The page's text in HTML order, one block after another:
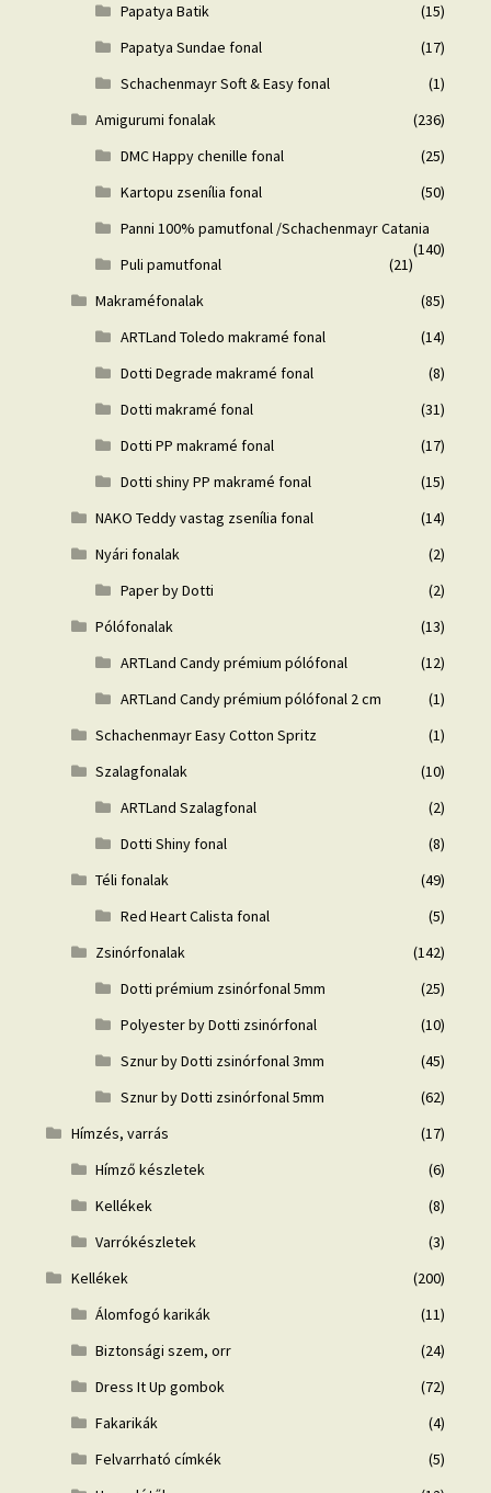
Papatya Batik
(15)
Papatya Sundae fonal
(17)
Schachenmayr Soft & Easy fonal
(1)
Amigurumi fonalak
(236)
DMC Happy chenille fonal
(25)
Kartopu zsenília fonal
(50)
Panni 100% pamutfonal /Schachenmayr Catania
(140)
Puli pamutfonal
(21)
Makraméfonalak
(85)
ARTLand Toledo makramé fonal
(14)
Dotti Degrade makramé fonal
(8)
Dotti makramé fonal
(31)
Dotti PP makramé fonal
(17)
Dotti shiny PP makramé fonal
(15)
NAKO Teddy vastag zsenília fonal
(14)
Nyári fonalak
(2)
Paper by Dotti
(2)
Pólófonalak
(13)
ARTLand Candy prémium pólófonal
(12)
ARTLand Candy prémium pólófonal 2 cm
(1)
Schachenmayr Easy Cotton Spritz
(1)
Szalagfonalak
(10)
ARTLand Szalagfonal
(2)
Dotti Shiny fonal
(8)
Téli fonalak
(49)
Red Heart Calista fonal
(5)
Zsinórfonalak
(142)
Dotti prémium zsinórfonal 5mm
(25)
Polyester by Dotti zsinórfonal
(10)
Sznur by Dotti zsinórfonal 3mm
(45)
Sznur by Dotti zsinórfonal 5mm
(62)
Hímzés, varrás
(17)
Hímző készletek
(6)
Kellékek
(8)
Varrókészletek
(3)
Kellékek
(200)
Álomfogó karikák
(11)
Biztonsági szem, orr
(24)
Dress It Up gombok
(72)
Fakarikák
(4)
Felvarrható címkék
(5)